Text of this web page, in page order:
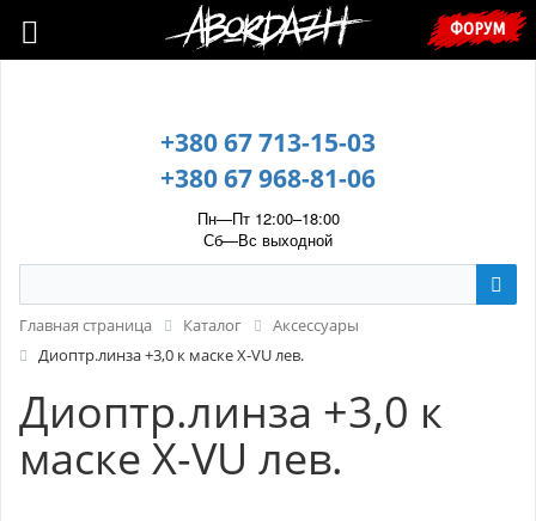
🇺🇦 У зв’язку з воєнним станом, прохання уточнювати ціну та
наявність у менеджера. 🇺🇦
+380 67 713-15-03
+380 67 968-81-06
Пн—Пт 12:00–18:00
Сб—Вс выходной
ФОРУМ
Главная страница Каталог
Аксессуары
Диоптр.линза +3,0 к маске X-VU лев.
Диоптр.линза +3,0 к
маске X-VU лев.